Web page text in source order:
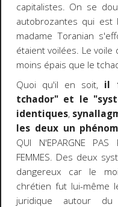
capitalistes. On se
autobrozantes qui
madame Toranian
étaient voilées. Le
moins épais que le
Quoi qu'il en soit, il
tchador" et le
identiques,
les deux un
QUI N'EPARGNE
FEMMES. Des deux
dangereux car le
chrétien fut lui-même
juridique autour